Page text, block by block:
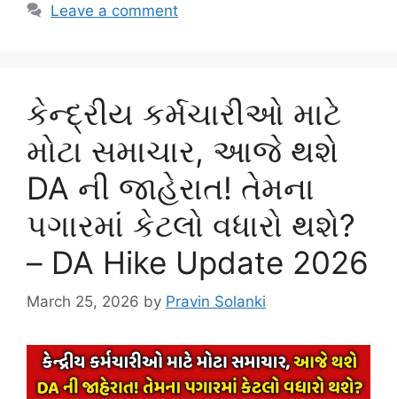
Leave a comment
કેન્દ્રીય કર્મચારીઓ માટે
મોટા સમાચાર, આજે થશે
DA ની જાહેરાત! તેમના
પગારમાં કેટલો વધારો થશે?
– DA Hike Update 2026
March 25, 2026 by Pravin Solanki